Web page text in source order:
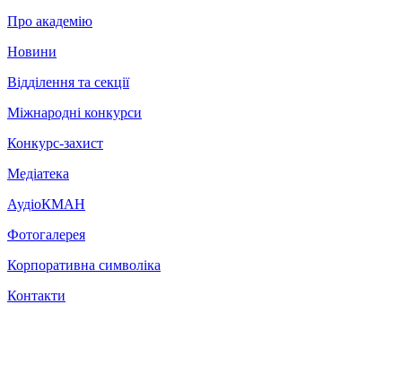
Про академію
Новини
Відділення та секції
Міжнародні конкурси
Конкурс-захист
Медіатека
АудіоКМАН
Фотогалерея
Корпоративна символіка
Контакти